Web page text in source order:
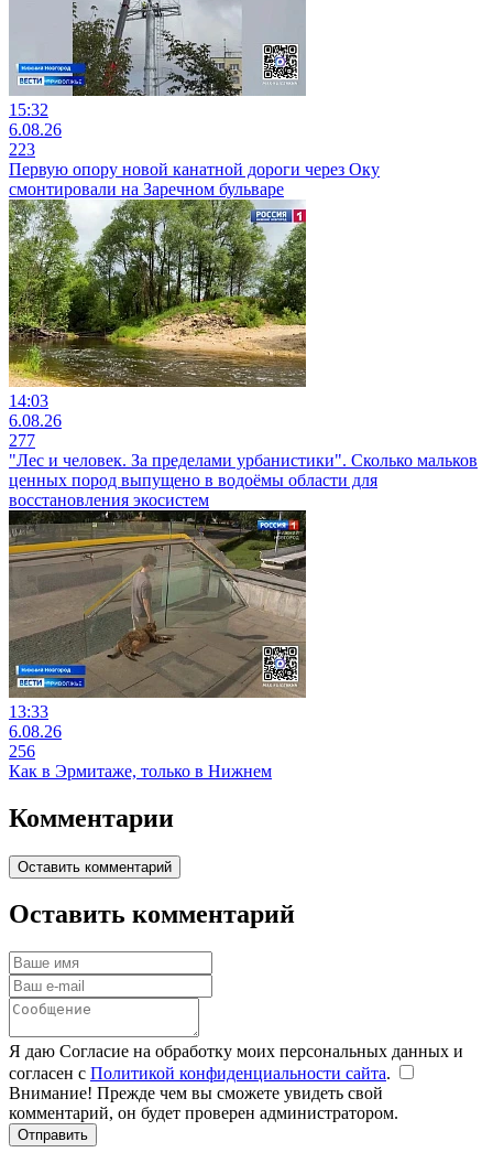
15:32
6.08.26
223
Первую опору новой канатной дороги через Оку
смонтировали на Заречном бульваре
14:03
6.08.26
277
"Лес и человек. За пределами урбанистики". Сколько мальков
ценных пород выпущено в водоёмы области для
восстановления экосистем
13:33
6.08.26
256
Как в Эрмитаже, только в Нижнем
Комментарии
Оставить комментарий
Оставить комментарий
Я даю Согласие на обработку моих персональных данных и
согласен с Политикой конфиденциальности сайта.
Внимание! Прежде чем вы сможете увидеть свой
комментарий, он будет проверен администратором.
Отправить